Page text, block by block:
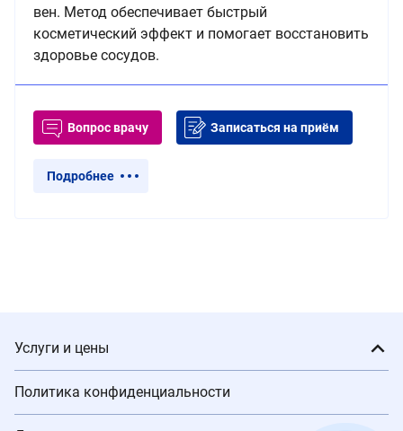
вен. Метод обеспечивает быстрый
косметический эффект и помогает восстановить
здоровье сосудов.
Вопрос врачу Записаться на приём
Подробнее
Услуги и цены
Политика конфиденциальности